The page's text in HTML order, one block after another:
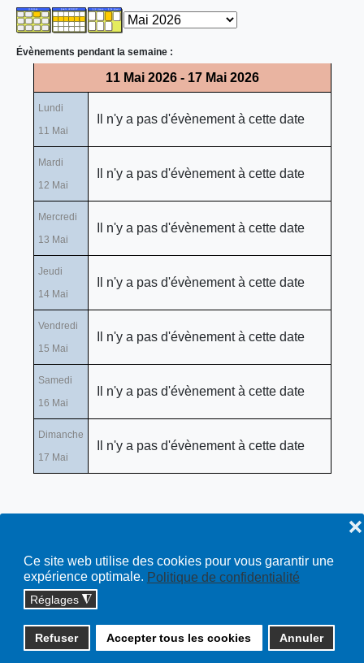
Ce site web utilise des cookies pour vous garantir une
expérience optimale. Politique de confidentialité
Réglages ◮
Refuser Accepter tous les cookies Annuler
❌
Évènements pendant la semaine :
11 Mai 2026 - 17 Mai 2026
Lundi
11 Mai
Il n'y a pas d'évènement à cette date
Mardi
12 Mai
Il n'y a pas d'évènement à cette date
Mercredi
13 Mai
Il n'y a pas d'évènement à cette date
Jeudi
14 Mai
Il n'y a pas d'évènement à cette date
Vendredi
15 Mai
Il n'y a pas d'évènement à cette date
Samedi
16 Mai
Il n'y a pas d'évènement à cette date
Dimanche
17 Mai
Il n'y a pas d'évènement à cette date
Copyright © 2026 cossonay.ch - tous droits réservés | site :
solutions informatiques